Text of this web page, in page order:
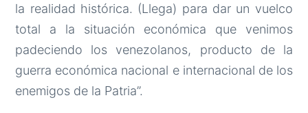
la realidad histórica. (Llega) para dar un vuelco
total a la situación económica que venimos
padeciendo los venezolanos, producto de la
guerra económica nacional e internacional de los
enemigos de la Patria”.